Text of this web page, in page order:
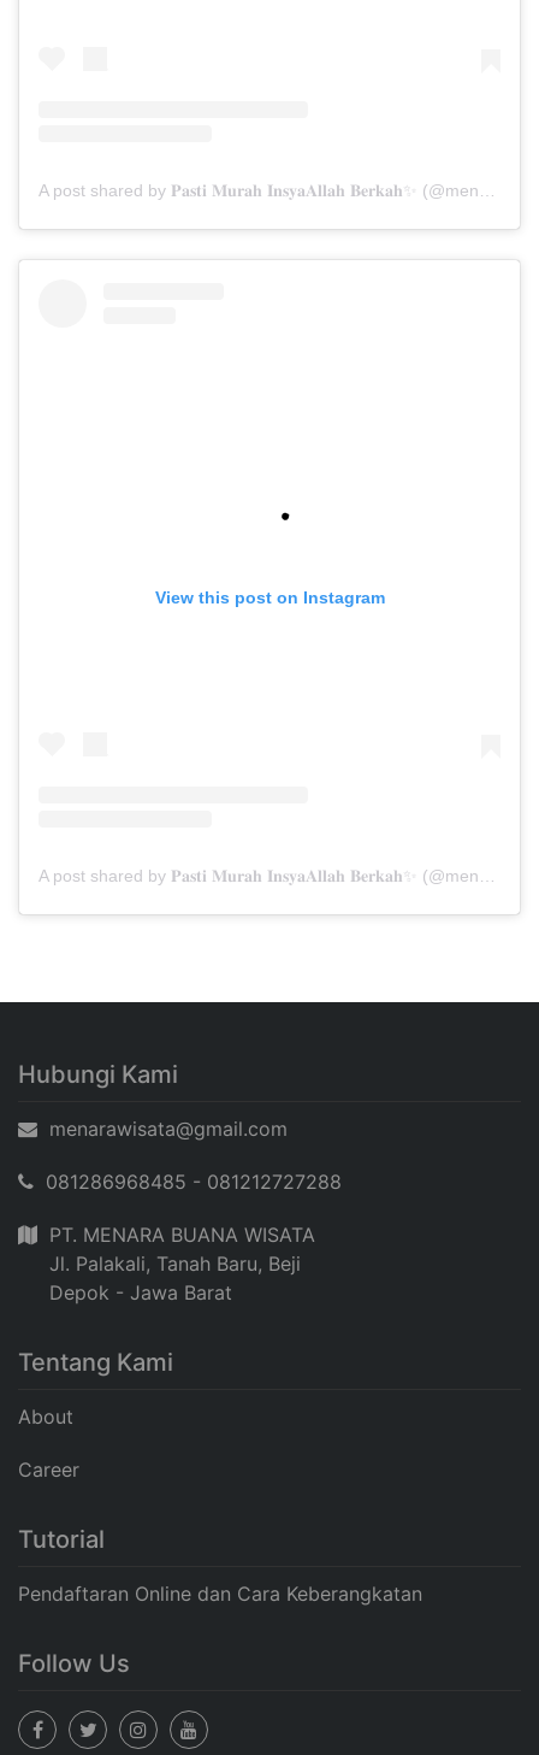
View this post on Instagram
Hubungi Kami
menarawisata@gmail.com
081286968485 - 081212727288
PT. MENARA BUANA WISATA
Jl. Palakali, Tanah Baru, Beji
Depok - Jawa Barat
Tentang Kami
About
Career
Tutorial
Pendaftaran Online dan Cara Keberangkatan
Follow Us